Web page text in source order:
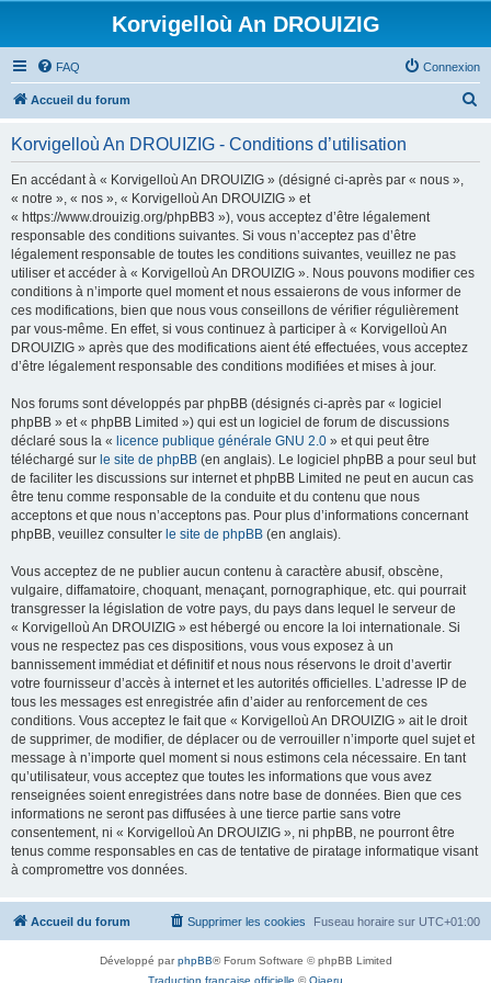
Korvigelloù An DROUIZIG
FAQ Connexion
Accueil du forum
Korvigelloù An DROUIZIG - Conditions d’utilisation
En accédant à « Korvigelloù An DROUIZIG » (désigné ci-après par « nous »,
« notre », « nos », « Korvigelloù An DROUIZIG » et
« https://www.drouizig.org/phpBB3 »), vous acceptez d’être légalement
responsable des conditions suivantes. Si vous n’acceptez pas d’être
légalement responsable de toutes les conditions suivantes, veuillez ne pas
utiliser et accéder à « Korvigelloù An DROUIZIG ». Nous pouvons modifier ces
conditions à n’importe quel moment et nous essaierons de vous informer de
ces modifications, bien que nous vous conseillons de vérifier régulièrement
par vous-même. En effet, si vous continuez à participer à « Korvigelloù An
DROUIZIG » après que des modifications aient été effectuées, vous acceptez
d’être légalement responsable des conditions modifiées et mises à jour.
Nos forums sont développés par phpBB (désignés ci-après par « logiciel
phpBB » et « phpBB Limited ») qui est un logiciel de forum de discussions
déclaré sous la « licence publique générale GNU 2.0 » et qui peut être
téléchargé sur le site de phpBB (en anglais). Le logiciel phpBB a pour seul but
de faciliter les discussions sur internet et phpBB Limited ne peut en aucun cas
être tenu comme responsable de la conduite et du contenu que nous
acceptons et que nous n’acceptons pas. Pour plus d’informations concernant
phpBB, veuillez consulter le site de phpBB (en anglais).
Vous acceptez de ne publier aucun contenu à caractère abusif, obscène,
vulgaire, diffamatoire, choquant, menaçant, pornographique, etc. qui pourrait
transgresser la législation de votre pays, du pays dans lequel le serveur de
« Korvigelloù An DROUIZIG » est hébergé ou encore la loi internationale. Si
vous ne respectez pas ces dispositions, vous vous exposez à un
bannissement immédiat et définitif et nous nous réservons le droit d’avertir
votre fournisseur d’accès à internet et les autorités officielles. L’adresse IP de
tous les messages est enregistrée afin d’aider au renforcement de ces
conditions. Vous acceptez le fait que « Korvigelloù An DROUIZIG » ait le droit
de supprimer, de modifier, de déplacer ou de verrouiller n’importe quel sujet et
message à n’importe quel moment si nous estimons cela nécessaire. En tant
qu’utilisateur, vous acceptez que toutes les informations que vous avez
renseignées soient enregistrées dans notre base de données. Bien que ces
informations ne seront pas diffusées à une tierce partie sans votre
consentement, ni « Korvigelloù An DROUIZIG », ni phpBB, ne pourront être
tenus comme responsables en cas de tentative de piratage informatique visant
à compromettre vos données.
Accueil du forum Fuseau horaire sur UTC+01:00
Supprimer les cookies
Développé parphpBB® Forum Software © phpBB Limited
Traduction française officielle ©Qiaeru